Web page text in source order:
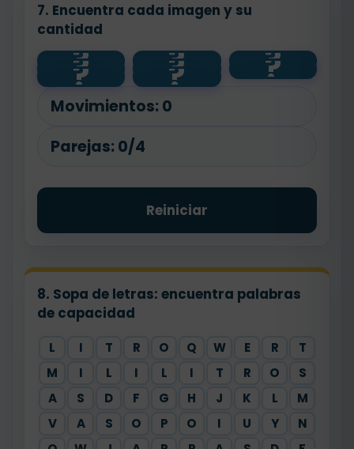
7. Encuentra cada imagen y su
cantidad
? ?
1 L ?
?
500 ml ? ?
250 ml
?
600 ml ?
Movimientos: 0
Parejas: 0/4
Reiniciar
8. Sopa de letras: encuentra palabras
de capacidad
L I T R O Q W E R
T
M
I L I L I T R O
S
A
S D F G H J K L
M
V
A S O P O I U Y
N